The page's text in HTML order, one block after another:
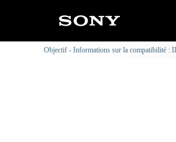
Objectif - Informations sur la compatibilité :